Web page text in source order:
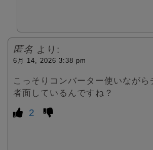
匿名 より:
6月 14, 2026 3:38 pm
こっそりコンバーター使いながら
者面しているんですね？
2